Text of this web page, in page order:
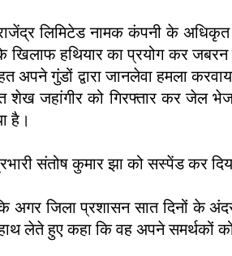
लिमिटेड नामक कंपनी के
हथियार का प्रयोग कर
गुंडों द्वारा जानलेवा हमला
जहांगीर को गिरफ्तार कर जेल
है।
संतोष कुमार झा को सस्पेंड कर
जिला प्रशासन सात दिनों के
लेते हुए कहा कि वह अपने समर्थकों